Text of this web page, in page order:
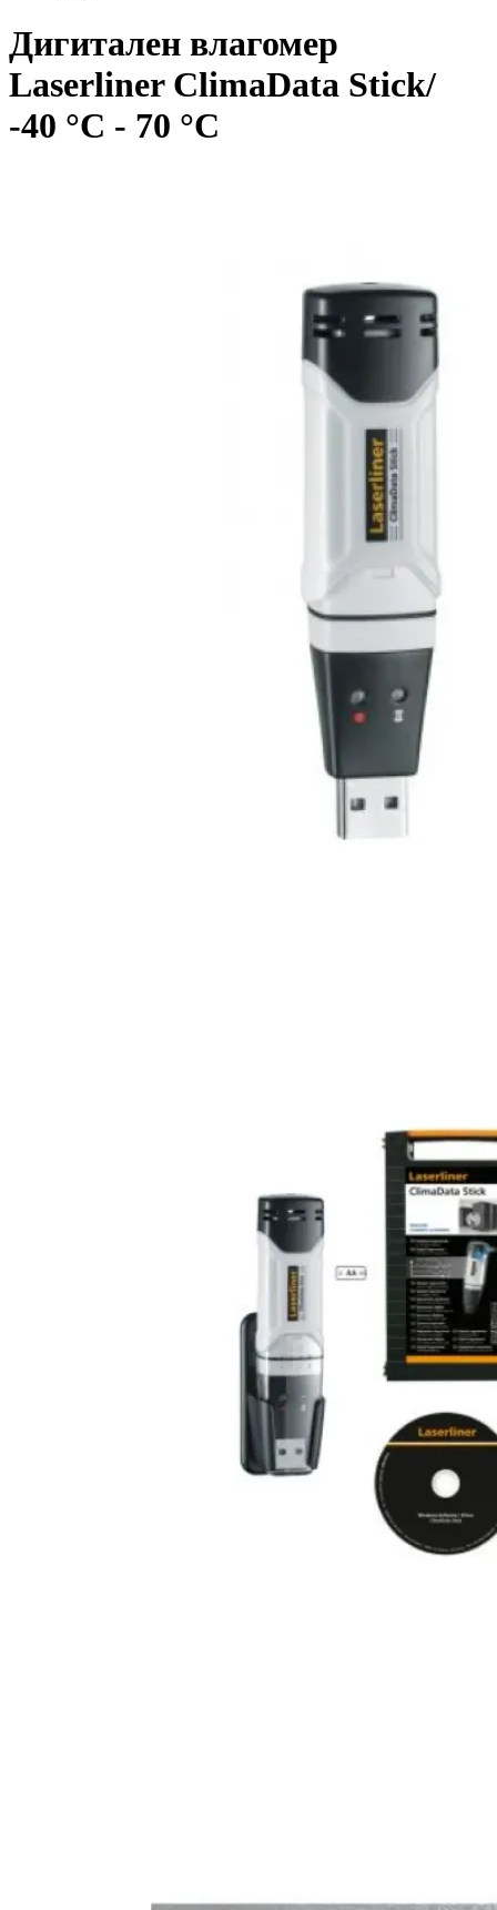
Дигитален влагомер
Laserliner ClimaData Stick/
-40 °C - 70 °C